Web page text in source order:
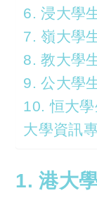
6. 浸大學
7. 嶺大學
8. 教大學
9. 公大學
10. 恒大
大學資訊
1. 港大